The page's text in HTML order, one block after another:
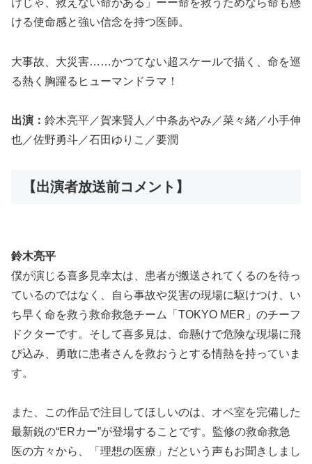
ける使命感と強い信念を持つ医師。
大事故、大災害……かつてない超スケールで描く、命を巡
る熱く胸躍るヒューマンドラマ！
出演： 鈴木亮平／賀来賢人／中条あやみ／菜々緒／小手伸
也／佐野勇斗／石田ゆりこ／要潤
【出演者放送前コメント】
鈴木亮平
僕が演じる喜多見幸太は、患者が搬送されてくるのを待っ
ているのではなく、自ら事故や災害の現場に駆けつけ、い
ち早く命を救う救命救急チーム「TOKYO MER」のチーフ
ドクターです。そして喜多見は、命懸けで危険な現場に飛
び込み、勇敢に患者さんを救おうとする情熱を持っていま
す。
また、この作品で注目してほしいのは、オペ室を完備した
最新鋭の“ERカー”が登場することです。監修の救命救急
医の方々から、「理想の医療」だという声もお聞きしまし